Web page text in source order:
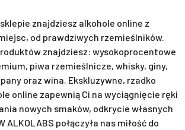
znajdziesz alkohole online z
od prawdziwych rzemieślników.
znajdziesz: wysokoprocentowe
piwa rzemieślnicze, whisky, giny,
oraz wina. Ekskluzywne, rzadko
online zapewnią Ci na wyciągnięcie ręki
nowych smaków, odkrycie własnych
ALKOLABS połączyła nas miłość do